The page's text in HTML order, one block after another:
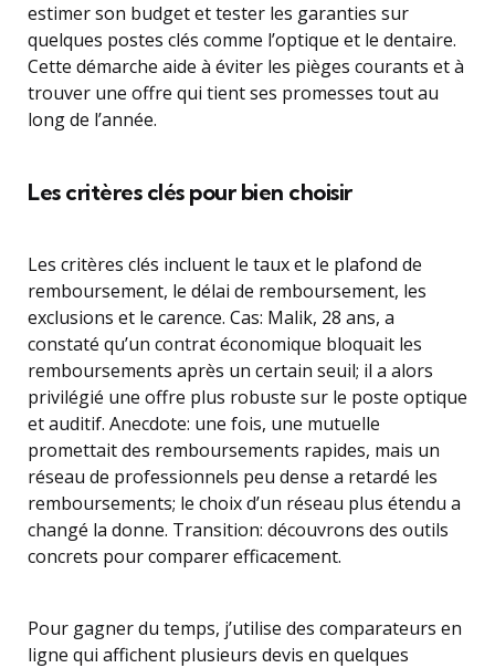
estimer son budget et tester les garanties sur
quelques postes clés comme l’optique et le dentaire.
Cette démarche aide à éviter les pièges courants et à
trouver une offre qui tient ses promesses tout au
long de l’année.
Les critères clés pour bien choisir
Les critères clés incluent le taux et le plafond de
remboursement, le délai de remboursement, les
exclusions et le carence. Cas: Malik, 28 ans, a
constaté qu’un contrat économique bloquait les
remboursements après un certain seuil; il a alors
privilégié une offre plus robuste sur le poste optique
et auditif. Anecdote: une fois, une mutuelle
promettait des remboursements rapides, mais un
réseau de professionnels peu dense a retardé les
remboursements; le choix d’un réseau plus étendu a
changé la donne. Transition: découvrons des outils
concrets pour comparer efficacement.
Pour gagner du temps, j’utilise des comparateurs en
ligne qui affichent plusieurs devis en quelques